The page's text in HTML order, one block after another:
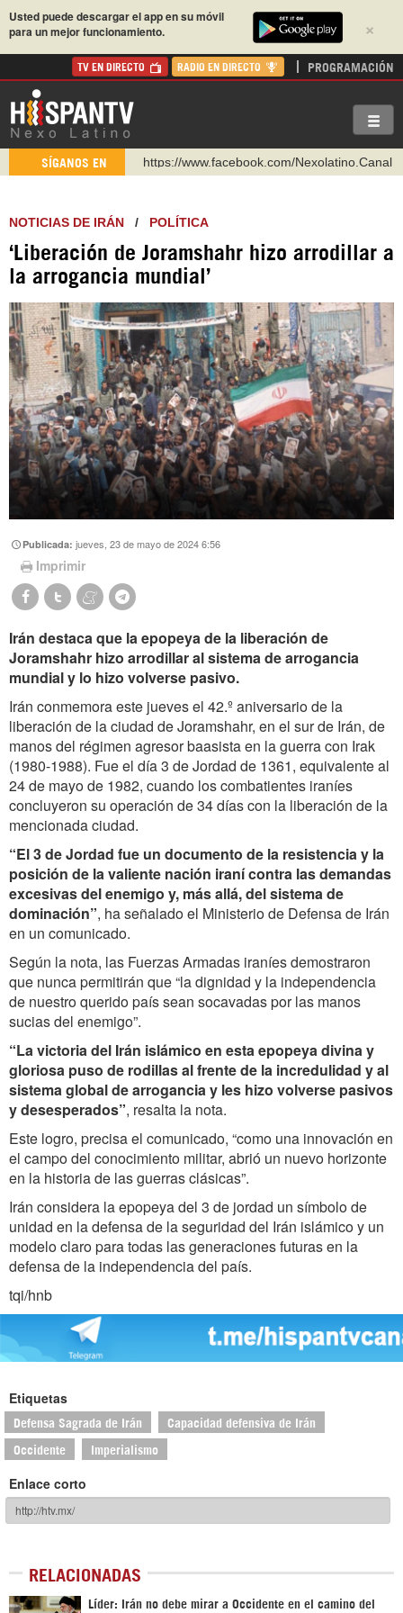
×
Usted puede descargar el app en su móvil
para un mejor funcionamiento.
TV EN DIRECTO RADIO EN DIRECTO PROGRAMACIÓN
SÍGANOS EN
https://www.youtube.com/@nexo_latino
https://t.me/hispantvcanal
https://urmedium.com/c/hispantv
WhatsApp y Viber: +98 921 79 29 404
https://www.facebook.com/Nexolatino.Canal
NOTICIAS DE IRÁN / POLÍTICA
‘Liberación de Joramshahr hizo arrodillar a
la arrogancia mundial’
Publicada:jueves, 23 de mayo de 2024 6:56
Imprimir
Irán destaca que la epopeya de la liberación de
Joramshahr hizo arrodillar al sistema de arrogancia
mundial y lo hizo volverse pasivo.
Irán conmemora este jueves el 42.º aniversario de la
liberación de la ciudad de Joramshahr, en el sur de Irán, de
manos del régimen agresor baasista en la guerra con Irak
(1980-1988). Fue el día 3 de Jordad de 1361, equivalente al
24 de mayo de 1982, cuando los combatientes iraníes
concluyeron su operación de 34 días con la liberación de la
mencionada ciudad.
“El 3 de Jordad fue un documento de la resistencia y la
posición de la valiente nación iraní contra las demandas
excesivasdel enemigo y, más allá,del sistema de
dominación”, ha señalado el Ministerio de Defensa de Irán
en un comunicado.
Según la nota, las Fuerzas Armadas iraníes demostraron
que nunca permitirán que “la dignidad y la independencia
de nuestro querido país sean socavadas por las manos
sucias del enemigo”.
“La victoriadel Irán islámico en esta epopeya divina y
gloriosa puso de rodillas al frente de la incredulidad y al
sistema global de arrogancia y les hizo volverse pasivos
y desesperados”, resalta la nota.
Este logro, precisa el comunicado, “como una innovación en
el campo del conocimiento militar, abrió un nuevo horizonte
en la historia de las guerras clásicas”.
Irán considera la epopeya del 3 de jordad un símbolo de
unidad en la defensa de la seguridad del Irán islámico y un
modelo claro para todas las generaciones futuras en la
defensa de la independencia del país.
tqi/hnb
Etiquetas
Defensa Sagrada de Irán Capacidad defensiva de Irán
Occidente Imperialismo
Enlace corto
RELACIONADAS
Líder: Irán no debe mirar a Occidente en el camino del